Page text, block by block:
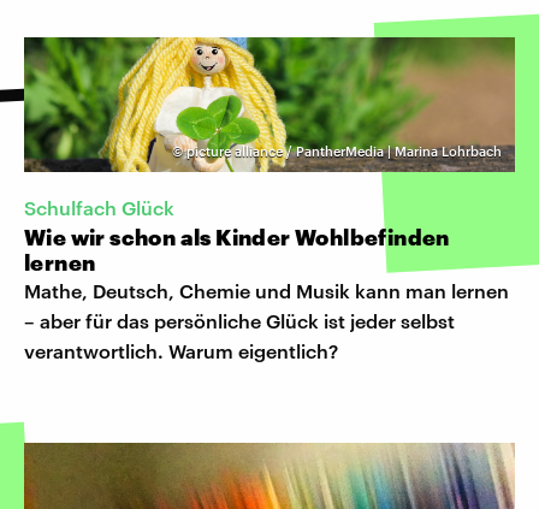
©picture alliance / PantherMedia | Marina Lohrbach
Schulfach Glück
Wie wir schon als Kinder Wohlbefinden
lernen
Mathe, Deutsch, Chemie und Musik kann man lernen
– aber für das persönliche Glück ist jeder selbst
verantwortlich. Warum eigentlich?